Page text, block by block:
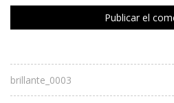
brillante_0003